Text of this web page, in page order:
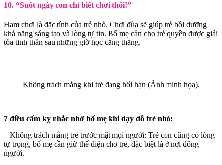
10. “Suốt ngày con chỉ biết chơi thôi!”
Ham chơi là đặc tính của trẻ nhỏ. Chơi đùa sẽ giúp trẻ bồi dưỡng
khả năng sáng tạo và lòng tự tin. Bố mẹ cần cho trẻ quyền được giải
tỏa tinh thần sau những giờ học căng thẳng.
Không trách mắng khi trẻ đang hối hận (Ảnh minh họa).
7 điều cấm kỵ nhắc nhở bố mẹ khi dạy dỗ trẻ nhỏ:
– Không trách mắng trẻ trước mặt mọi người: Trẻ con cũng có lòng
tự trọng, bố mẹ cần giữ thể diện cho trẻ, đặc biệt là ở nơi đông
người.